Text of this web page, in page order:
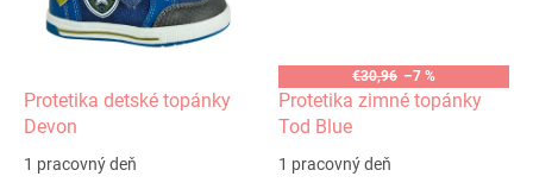
Protetika detské topánky
Devon
1 pracovný deň
€30,96 –7 %
Protetika zimné topánky
Tod Blue
1 pracovný deň